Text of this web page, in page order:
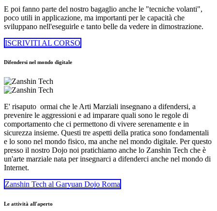
E poi fanno parte del nostro bagaglio anche le "tecniche volanti",
poco utili in applicazione, ma importanti per le capacità che
sviluppano nell'eseguirle e tanto belle da vedere in dimostrazione.
ISCRIVITI AL CORSO
Difendersi nel mondo digitale
E' risaputo ormai che le Arti Marziali insegnano a difendersi, a
prevenire le aggressioni e ad imparare quali sono le regole di
comportamento che ci permettono di vivere serenamente e in
sicurezza insieme. Questi tre aspetti della pratica sono fondamentali
e lo sono nel mondo fisico, ma anche nel mondo digitale. Per questo
presso il nostro Dojo noi pratichiamo anche lo Zanshin Tech che è
un'arte marziale nata per insegnarci a difenderci anche nel mondo di
Internet.
Zanshin Tech al Garyuan Dojo Roma
Le attività all'aperto